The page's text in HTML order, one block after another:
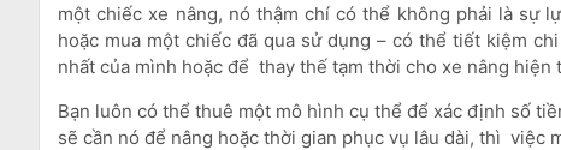
một chiếc xe nâng, nó thậm chí có thể không phải là sự
hoặc mua một chiếc đã qua sử dụng – có thể tiết kiệm
nhất của mình hoặc để thay thế tạm thời cho xe nâng hiện
Bạn luôn có thể thuê một mô hình cụ thể để xác định số
sẽ cần nó để nâng hoặc thời gian phục vụ lâu dài, thì việc